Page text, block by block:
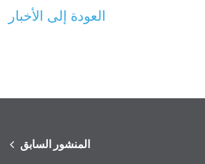
العودة إلى الأخبار
المنشور السابق